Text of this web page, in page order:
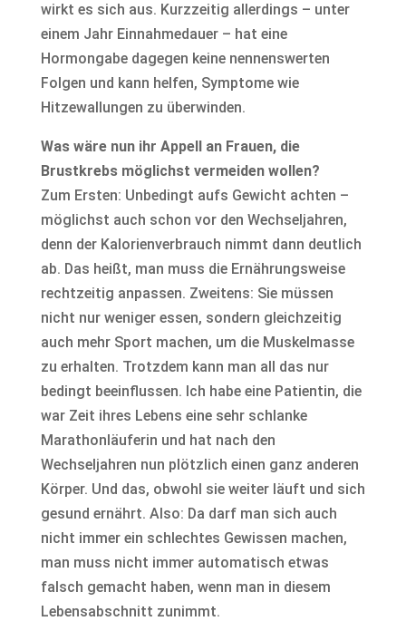
wirkt es sich aus. Kurzzeitig allerdings – unter
einem Jahr Einnahmedauer – hat eine
Hormongabe dagegen keine nennenswerten
Folgen und kann helfen, Symptome wie
Hitzewallungen zu überwinden.
Was wäre nun ihr Appell an Frauen, die
Brustkrebs möglichst vermeiden wollen?
Zum Ersten: Unbedingt aufs Gewicht achten –
möglichst auch schon vor den Wechseljahren,
denn der Kalorienverbrauch nimmt dann deutlich
ab. Das heißt, man muss die Ernährungsweise
rechtzeitig anpassen. Zweitens: Sie müssen
nicht nur weniger essen, sondern gleichzeitig
auch mehr Sport machen, um die Muskelmasse
zu erhalten. Trotzdem kann man all das nur
bedingt beeinflussen. Ich habe eine Patientin, die
war Zeit ihres Lebens eine sehr schlanke
Marathonläuferin und hat nach den
Wechseljahren nun plötzlich einen ganz anderen
Körper. Und das, obwohl sie weiter läuft und sich
gesund ernährt. Also: Da darf man sich auch
nicht immer ein schlechtes Gewissen machen,
man muss nicht immer automatisch etwas
falsch gemacht haben, wenn man in diesem
Lebensabschnitt zunimmt.